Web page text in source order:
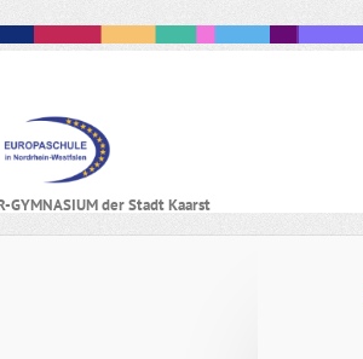
GYMNASIUM der Stadt KaarstNavigation